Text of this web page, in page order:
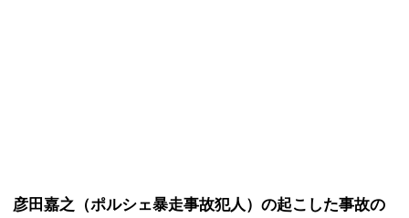
彦田嘉之（ポルシェ暴走事故犯人）の起こした事故の